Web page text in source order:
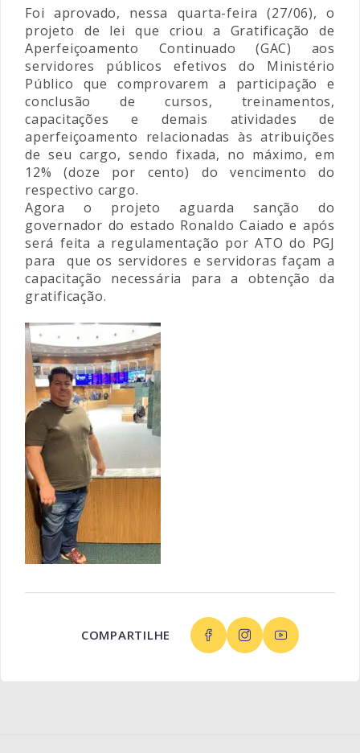
Foi aprovado, nessa quarta-feira (27/06), o
projeto de lei que criou a Gratificação de
Aperfeiçoamento Continuado (GAC) aos
servidores públicos efetivos do Ministério
Público que comprovarem a participação e
conclusão de cursos, treinamentos,
capacitações e demais atividades de
aperfeiçoamento relacionadas às atribuições
de seu cargo, sendo fixada, no máximo, em
12% (doze por cento) do vencimento do
respectivo cargo.
Agora o projeto aguarda sanção do
governador do estado Ronaldo Caiado e após
será feita a regulamentação por ATO do PGJ
para
que os servidores e servidoras façam a
capacitação necessária para a obtenção da
gratificação.
COMPARTILHE